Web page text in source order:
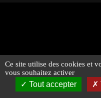
Ce site utilise des cookies et
vous souhaitez activer
Tout accepter